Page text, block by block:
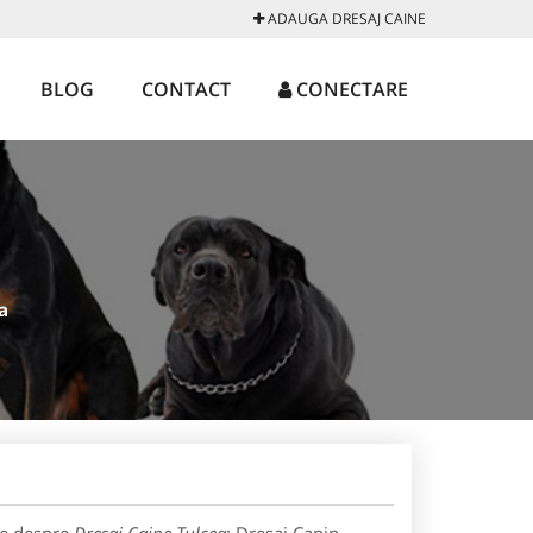
ADAUGA DRESAJ CAINE
BLOG CONTACT CONECTARE